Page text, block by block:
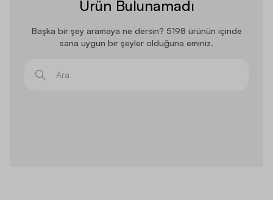
Ürün Bulunamadı
Başka bir şey aramaya ne dersin? 5198 ürünün içinde
sana uygun bir şeyler olduğuna eminiz.
Ara